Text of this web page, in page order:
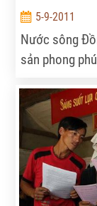
5-9-2011
Nước sông
sản phong
cũng điêu
diễn.